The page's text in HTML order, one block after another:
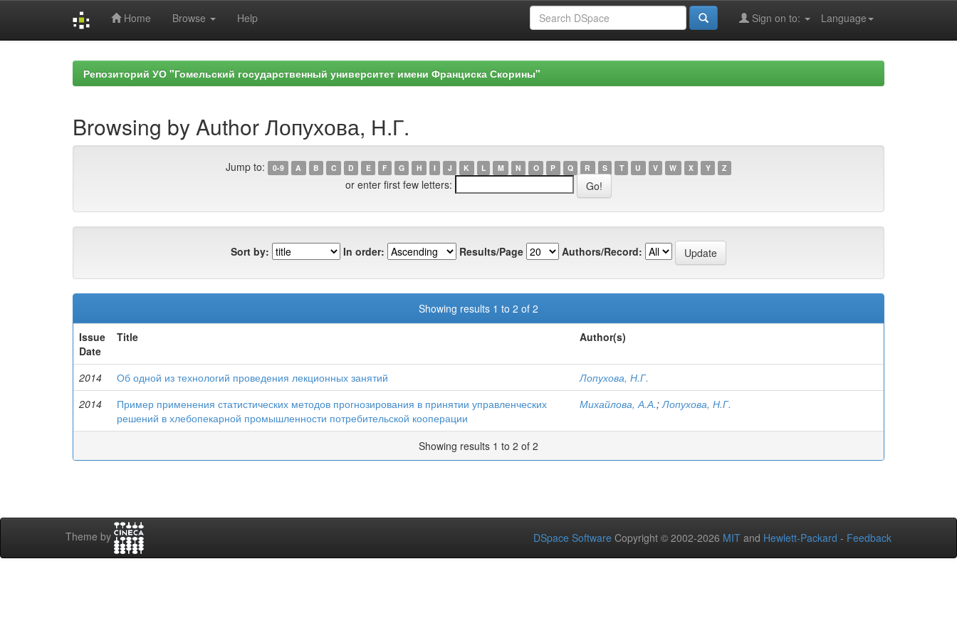
Home Browse Help Language
Sign on to:
Репозиторий УО "Гомельский государственный университет имени Франциска Скорины"
Browsing by Author Лопухова, Н.Г.
Jump to: 0-9 A B C D E F G H I J K L M N O P Q R S T U V W X Y Z
or enter first few letters:
Sort by: In order: Results/Page Authors/Record:
Showing results 1 to 2 of 2
Issue
Date
Title Author(s)
2014 Об одной из технологий проведения лекционных занятий
Лопухова, Н.Г.
2014
Пример применения статистических методов прогнозирования в принятии управленческих
решений в хлебопекарной промышленности потребительской кооперации
Михайлова, А.А.;Лопухова, Н.Г.
Showing results 1 to 2 of 2
Theme by DSpace Software Copyright © 2002-2026 MIT and Hewlett-Packard - Feedback